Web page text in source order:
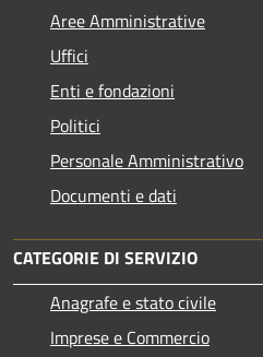
Aree Amministrative
Uffici
Enti e fondazioni
Politici
Personale Amministrativo
Documenti e dati
CATEGORIE DI SERVIZIO
Anagrafe e stato civile
Imprese e Commercio